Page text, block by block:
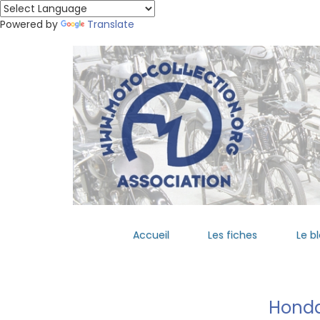
Powered by Translate
Accueil Les fiches Le